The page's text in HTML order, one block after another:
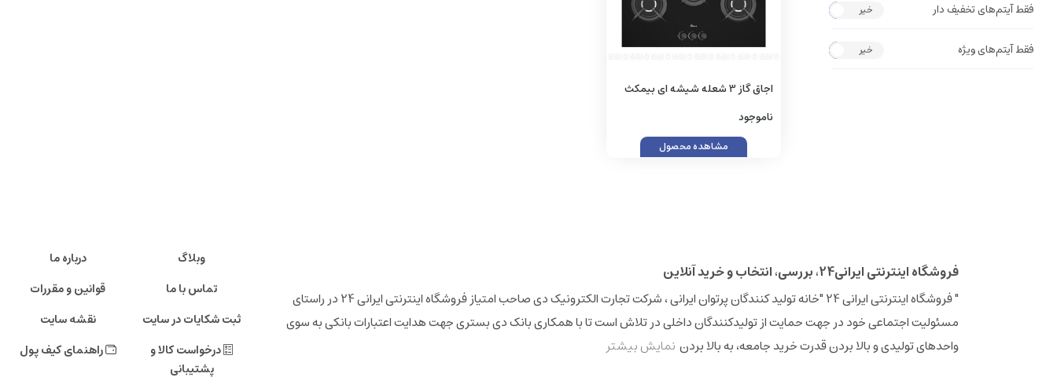
خیر فقط آیتم‌های تخفیف دار
خیر فقط آیتم‌های ویژه
اجاق گاز 3 شعله شیشه ای بیمکث
مدل 5083
ناموجود
مشاهده محصول
فروشگاه اینترنتی ایرانی24، بررسی، انتخاب و خرید آنلاین
" فروشگاه اینترنتی ایرانی 24 "خانه تولید کنندگان پرتوان ایرانی ، شرکت تجارت الکترونیک دی صاحب امتیاز فروشگاه اینترنتی ایرانی 24 در راستای
مسئولیت اجتماعی خود در جهت حمایت از تولیدکنندگان داخلی در تلاش است تا با همکاری بانک دی بستری جهت هدایت اعتبارات بانکی به سوی
واحدهای تولیدی و بالا بردن قدرت خرید جامعه، به بالا بردن نمایش بیشتر
وبلاگ
درباره ما
تماس با ما
قوانین و مقررات
ثبت شکایات در سایت
نقشه سایت
درخواست کالا و
پشتیبانی
راهنمای کیف پول